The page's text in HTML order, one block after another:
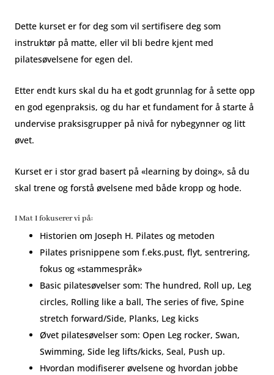
Dette kurset er for deg som vil sertifisere deg som
instruktør på matte, eller vil bli bedre kjent med
pilatesøvelsene for egen del.
Etter endt kurs skal du ha et godt grunnlag for å sette opp
en god egenpraksis, og du har et fundament for å starte å
undervise praksisgrupper på nivå for nybegynner og litt
øvet.
Kurset er i stor grad basert på «learning by doing», så du
skal trene og forstå øvelsene med både kropp og hode.
I Mat I fokuserer vi på:
Historien om Joseph H. Pilates og metoden
Pilates prisnippene som f.eks.pust, flyt, sentrering,
fokus og «stammespråk»
Basic pilatesøvelser som: The hundred, Roll up, Leg
circles, Rolling like a ball, The series of five, Spine
stretch forward/Side, Planks, Leg kicks
Øvet pilatesøvelser som: Open Leg rocker, Swan,
Swimming, Side leg lifts/kicks, Seal, Push up.
Hvordan modifiserer øvelsene og hvordan jobbe